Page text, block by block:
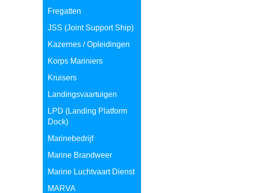
Fregatten
JSS (Joint Support Ship)
Kazernes / Opleidingen
Korps Mariniers
Kruisers
Landingsvaartuigen
LPD (Landing Platform
Dock)
Marinebedrijf
Marine Brandweer
Marine Luchtvaart Dienst
MARVA